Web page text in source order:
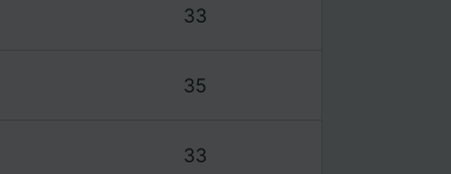
33
35
33